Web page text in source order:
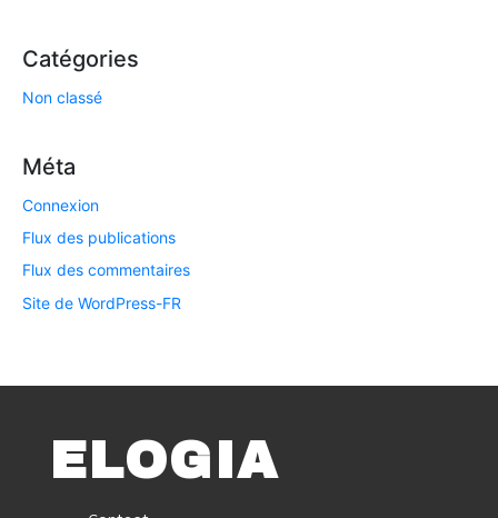
Catégories
Non classé
Méta
Connexion
Flux des publications
Flux des commentaires
Site de WordPress-FR
ELOGIA